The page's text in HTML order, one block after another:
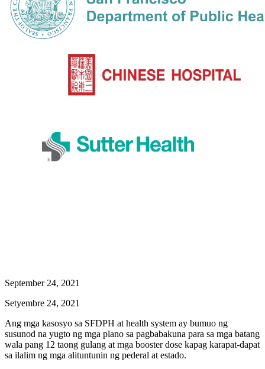
September 24, 2021
Setyembre 24, 2021
Ang mga kasosyo sa SFDPH at health system ay bumuo ng
susunod na yugto ng mga plano sa pagbabakuna para sa mga batang
wala pang 12 taong gulang at mga booster dose kapag karapat-dapat
sa ilalim ng mga alituntunin ng pederal at estado.